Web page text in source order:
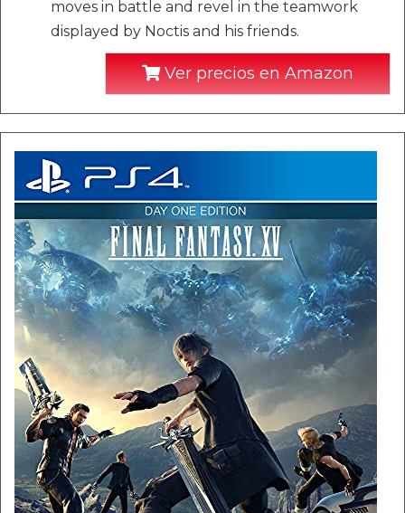
moves in battle and revel in the teamwork
displayed by Noctis and his friends.
Ver precios en Amazon